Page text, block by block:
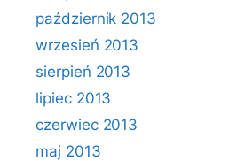
październik 2013
wrzesień 2013
sierpień 2013
lipiec 2013
czerwiec 2013
maj 2013